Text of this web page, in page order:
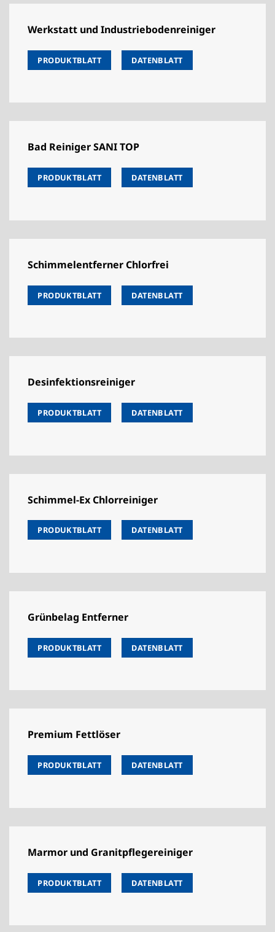
Werkstatt und Industriebodenreiniger
PRODUKTBLATT DATENBLATT
Bad Reiniger SANI TOP
PRODUKTBLATT DATENBLATT
Schimmelentferner Chlorfrei
PRODUKTBLATT DATENBLATT
Desinfektionsreiniger
PRODUKTBLATT DATENBLATT
Schimmel-Ex Chlorreiniger
PRODUKTBLATT DATENBLATT
Grünbelag Entferner
PRODUKTBLATT DATENBLATT
Premium Fettlöser
PRODUKTBLATT DATENBLATT
Marmor und Granitpflegereiniger
PRODUKTBLATT DATENBLATT